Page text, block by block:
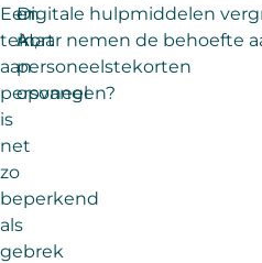
Een
tekort
aan
personeel
is
net
zo
beperkend
als
gebrek
en
AI,
personeelstekorten
opvangen?
Digitale hulpmiddelen
maar nemen de behoefte